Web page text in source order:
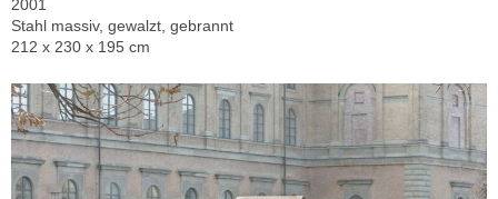
2001
Stahl massiv, gewalzt, gebrannt
212 x 230 x 195 cm